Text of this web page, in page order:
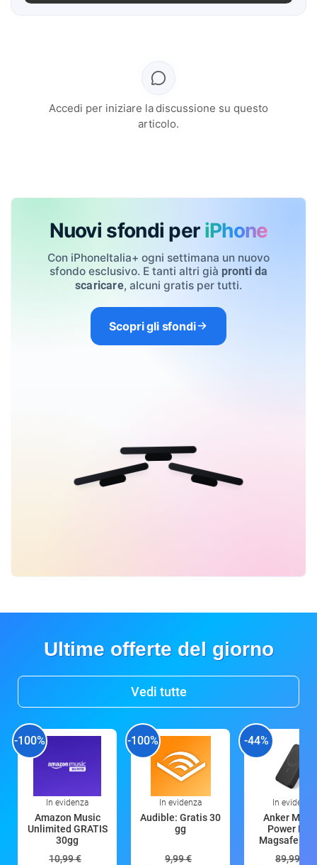
Accedi per iniziare la discussione su questo
articolo.
Nuovi sfondi per iPhone
Con iPhoneItalia+ ogni settimana un nuovo
sfondo esclusivo. E tanti altri già pronti da
scaricare, alcuni gratis per tutti.
Scopri gli sfondi
Ultime offerte del giorno
Vedi tutte
-100%
In evidenza
Amazon Music
Unlimited GRATIS
30gg
10,99 €
-100%
In evidenza
Audible: Gratis 30
gg
9,99 €
-44%
In evidenza
Anker
Power
Magsafe
89,99 €